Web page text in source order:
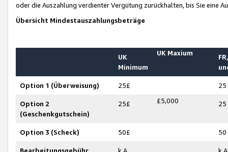
oder die Auszahlung verdienter Vergütung zurückhalten, bis Sie
Übersicht Mindestauszahlungsbeträge
UK
Minimum
UK Maxium
Option 1 (Überweisung) 25£ 25
Option 2
(Geschenkgutschein)
25£ £5,000 25
Option 3 (Scheck) 50£ 50
Bearbeitungsgebühr
k.A.